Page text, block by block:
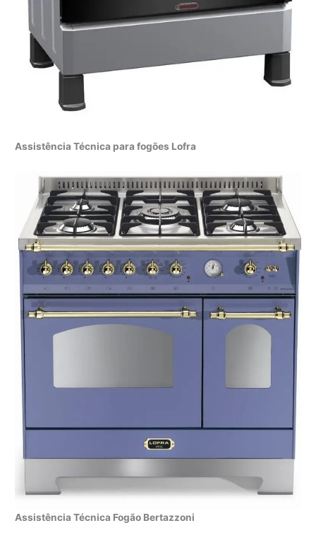
Assistência Técnica para fogões Lofra
Assistência Técnica Fogão Bertazzoni